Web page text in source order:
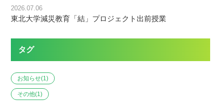
2026.07.06
東北大学減災教育「結」プロジェクト出前授業
タグ
お知らせ(1)
その他(1)